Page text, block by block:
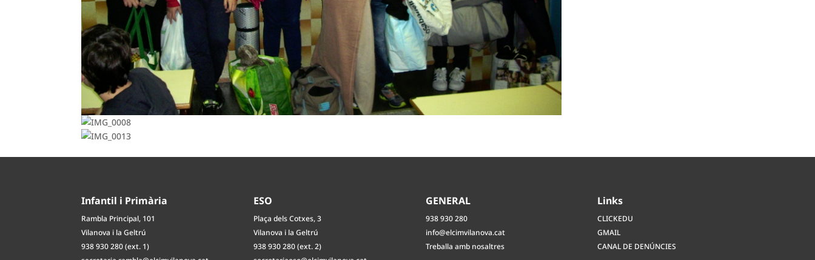
Infantil i Primària
Rambla Principal, 101
Vilanova i la Geltrú
938 930 280 (ext. 1)
ESO
Plaça dels Cotxes, 3
Vilanova i la Geltrú
938 930 280 (ext. 2)
GENERAL
938 930 280
info@elcimvilanova.cat
Treballa amb nosaltres
Links
CLICKEDU
GMAIL
CANAL DE DENÚNCIES